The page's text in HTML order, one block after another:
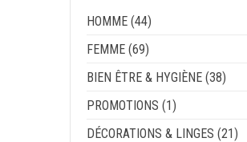
HOMME (44)
FEMME (69)
BIEN ÊTRE & HYGIÈNE (38)
PROMOTIONS (1)
DÉCORATIONS & LINGES (21)